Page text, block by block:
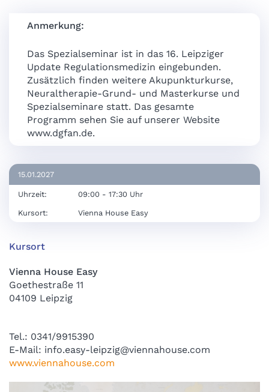
Anmerkung:
Das Spezialseminar ist in das 16. Leipziger
Update Regulationsmedizin eingebunden.
Zusätzlich finden weitere Akupunkturkurse,
Neuraltherapie-Grund- und Masterkurse und
Spezialseminare statt. Das gesamte
Programm sehen Sie auf unserer Website
www.dgfan.de.
15.01.2027
Uhrzeit: 09:00 - 17:30 Uhr
Kursort: Vienna House Easy
Kursort
Vienna House Easy
Goethestraße 11
04109 Leipzig
Tel.: 0341/9915390
E-Mail: info.easy-leipzig@viennahouse.com
www.viennahouse.com